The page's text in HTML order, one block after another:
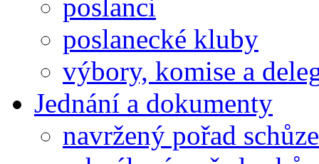
poslanci
poslanecké kluby
výbory, komise a
Jednání a dokumenty
navržený pořad schůze